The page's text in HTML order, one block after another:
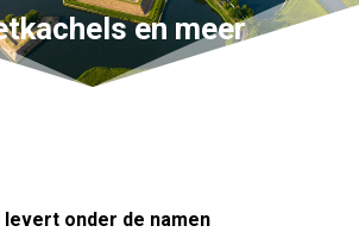
en meer
levert onder de namen